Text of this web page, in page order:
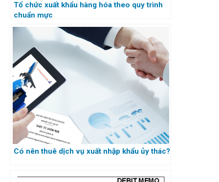
Tổ chức xuất khẩu hàng hóa theo quy trình
chuẩn mực
Có nên thuê dịch vụ xuất nhập khẩu ủy thác?